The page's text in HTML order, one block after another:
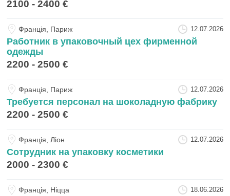
2100 - 2400 €
Францiя, Париж 12.07.2026
Работник в упаковочный цех фирменной
одежды
2200 - 2500 €
Францiя, Париж 12.07.2026
Требуется персонал на шоколадную фабрику
2200 - 2500 €
Францiя, Ліон 12.07.2026
Сотрудник на упаковку косметики
2000 - 2300 €
Францiя, Ніцца 18.06.2026